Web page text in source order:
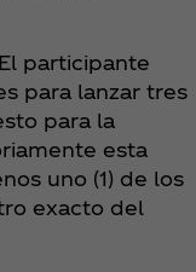
El participante
para lanzar tres
para la
esta
uno (1) de los
exacto del